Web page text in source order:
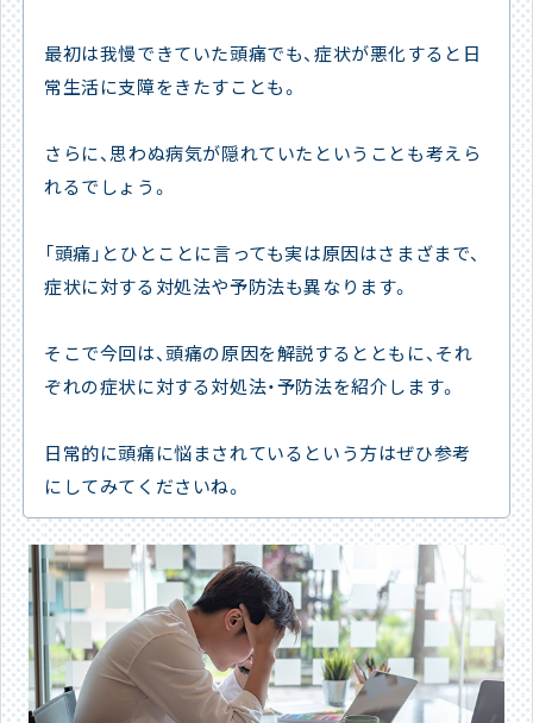
最初は我慢できていた頭痛でも、症状が悪化すると日
常生活に支障をきたすことも。
さらに、思わぬ病気が隠れていたということも考えら
れるでしょう。
「頭痛」とひとことに言っても実は原因はさまざまで、
症状に対する対処法や予防法も異なります。
そこで今回は、頭痛の原因を解説するとともに、それ
ぞれの症状に対する対処法・予防法を紹介します。
日常的に頭痛に悩まされているという方はぜひ参考
にしてみてくださいね。